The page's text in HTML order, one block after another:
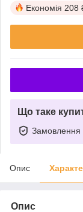
Економія 208
Що таке
Замовлення
Опис
Опис